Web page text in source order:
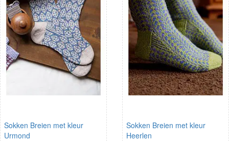
Sokken Breien met kleur
Urmond
Sokken Breien met kleur
Heerlen